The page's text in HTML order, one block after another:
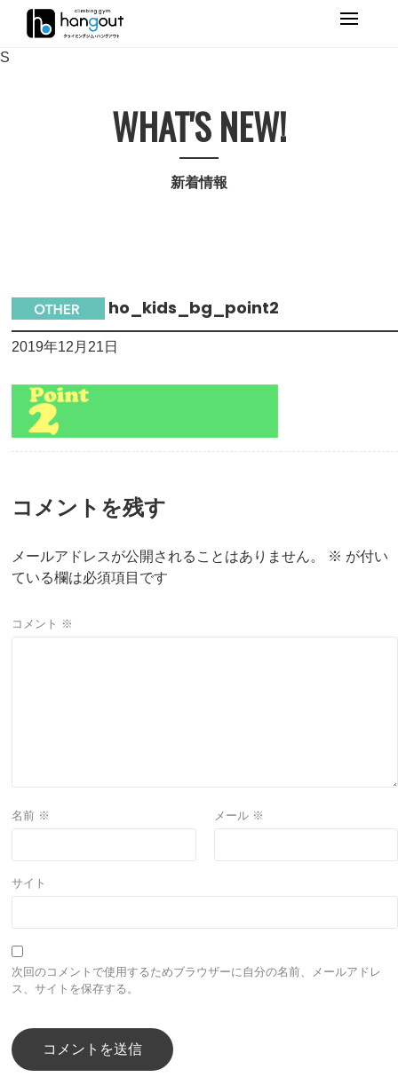
Primary
S
WHAT'S NEW!
新着情報
ho_kids_bg_point2
2019年12月21日
コメントを残す
メールアドレスが公開されることはありません。 ※ が付い
ている欄は必須項目です
コメント ※
名前 ※ メール ※
サイト
次回のコメントで使用するためブラウザーに自分の名前、メールアドレ
ス、サイトを保存する。